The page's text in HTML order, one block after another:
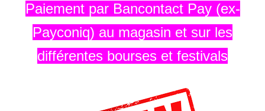
Paiement par Bancontact Pay (ex-
Payconiq) au magasin et sur les
différentes bourses et festivals